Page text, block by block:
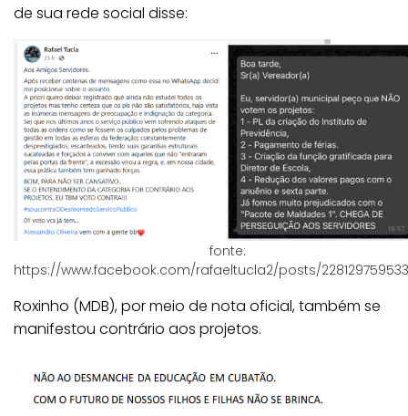
de sua rede social disse:
fonte:
https://www.facebook.com/rafaeltucla2/posts/
Roxinho (MDB), por meio de nota oficial, também se
manifestou contrário aos projetos.